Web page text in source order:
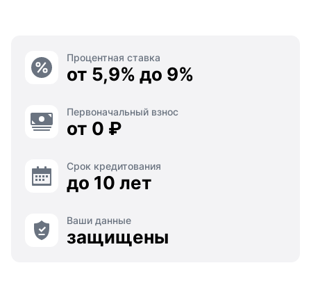
Процентная ставка
от 5,9% до 9%
Первоначальный взнос
от 0 ₽
Срок кредитования
до 10 лет
Ваши данные
защищены